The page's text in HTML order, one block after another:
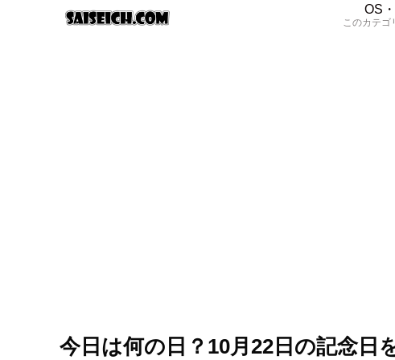
OS
今日は何の日？10月22日の記念